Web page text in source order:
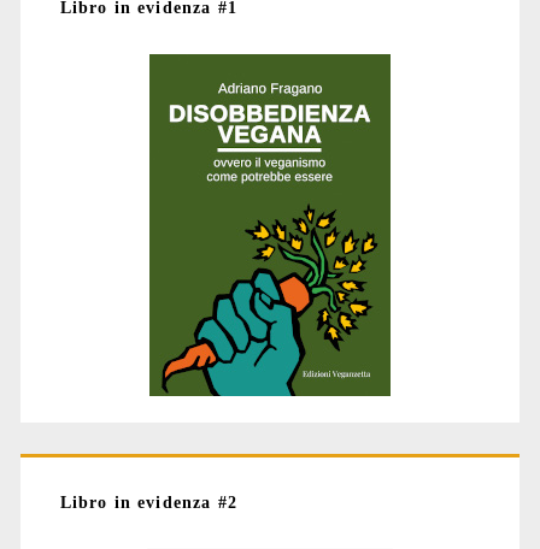
Libro in evidenza #1
Libro in evidenza #2